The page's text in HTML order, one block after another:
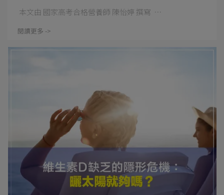
本文由 國家高考合格營養師 陳怡婷 撰寫 ⋯
閱讀更多 ->